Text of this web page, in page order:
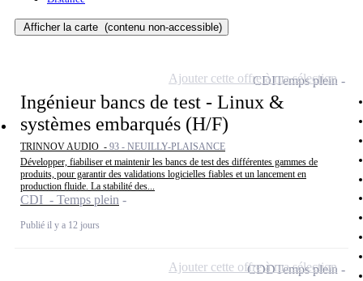
Afficher la carte (contenu non-accessible)
Ingénieur bancs de test - Linux &
systèmes embarqués (H/F)
TRINNOV AUDIO - 93 - NEUILLY-PLAISANCE
Développer, fiabiliser et maintenir les bancs de test des différentes gammes de
produits, pour garantir des validations logicielles fiables et un lancement en
production fluide. La stabilité des...
CDI - Temps plein
Publié il y a 12 jours
CDITemps plein
Ajouter cette offre à ma sélection
CDDTemps plein
Ajouter cette offre à ma sélection